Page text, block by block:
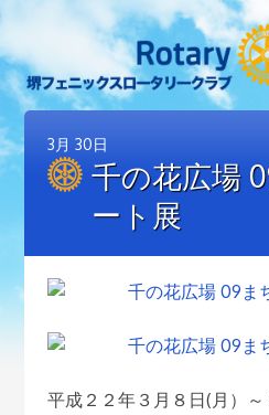
3月 30日
千の花広場
ート展
平成２２年３月８日(月）～